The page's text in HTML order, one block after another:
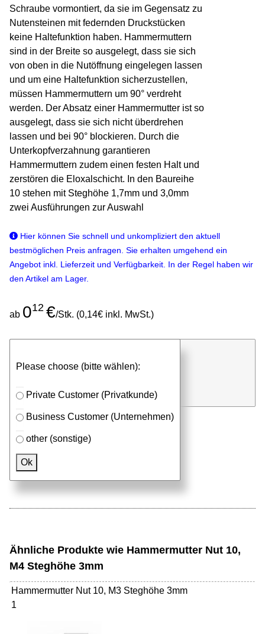
Schraube vormontiert, da sie im Gegensatz zu
Nutensteinen mit federnden Druckstücken
keine Haltefunktion haben. Hammermuttern
sind in der Breite so ausgelegt, dass sie sich
von oben in die Nutöffnung eingelegen lassen
und um eine Haltefunktion sicherzustellen,
müssen Hammermuttern um 90° verdreht
werden. Der Absatz einer Hammermutter ist so
ausgelegt, dass sie sich nicht überdrehen
lassen und bei 90° blockieren. Durch die
Unterkopfverzahnung garantieren
Hammermuttern zudem einen festen Halt und
zerstören die Eloxalschicht. In den Baureihe
10 stehen mit Steghöhe 1,7mm und 3,0mm
zwei Ausführungen zur Auswahl
Hier können Sie schnell und unkompliziert den aktuell
bestmöglichen Preis anfragen. Sie erhalten umgehend ein
Angebot inkl. Lieferzeit und Verfügbarkeit. In der Regel haben wir
den Artikel am Lager.
ab 012 €/Stk. (0,14€ inkl. MwSt.)
Please choose (bitte wählen):
Private Customer (Privatkunde)
Business Customer (Unternehmen)
other (sonstige)
Ok
⮮
Stk. in Anfrageliste
Passendes Zubehör
Aluprofile
Ähnliche Produkte wie Hammermutter Nut 10,
M4 Steghöhe 3mm
Hammermutter Nut 10, M3 Steghöhe 3mm
1